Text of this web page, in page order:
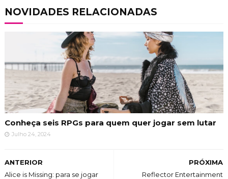
NOVIDADES RELACIONADAS
Conheça seis RPGs para quem quer jogar sem lutar
Julho 24, 2024
PRÓXIMA
Reflector Entertainment
ANTERIOR
Alice is Missing: para se jogar